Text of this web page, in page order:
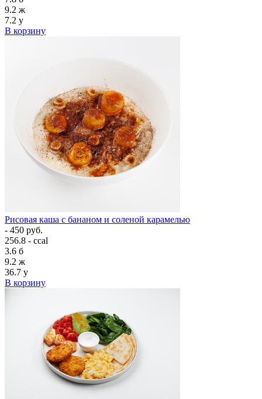
9.2 ж
7.2 у
В корзину
Рисовая каша с бананом и соленой карамелью
- 450 руб.
256.8 - ccal
3.6 б
9.2 ж
36.7 у
В корзину